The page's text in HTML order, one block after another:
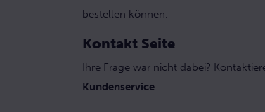
bestellen können.
Kontakt Seite
Ihre Frage war nicht dabei?
Kundenservice.